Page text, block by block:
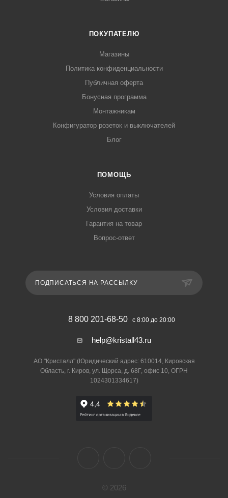
ПОКУПАТЕЛЮ
Магазины
Политика конфиденциальности
Публичная оферта
Бонусная программа
Монтажникам
Конфигуратор розеток и выключателей
Блог
ПОМОЩЬ
Условия оплаты
Условия доставки
Гарантия на товар
Вопрос-ответ
ПОДПИСАТЬСЯ НА РАССЫЛКУ
8 800 201-68-50 с 8:00 до 20:00
help@kristall43.ru
АО "Кристалл" (Юридический адрес: 610014, Кировская
Область, г. Киров, ул. Щорса, д. 68Г, офис 10, ОГРН
1024301334617)
© 2026